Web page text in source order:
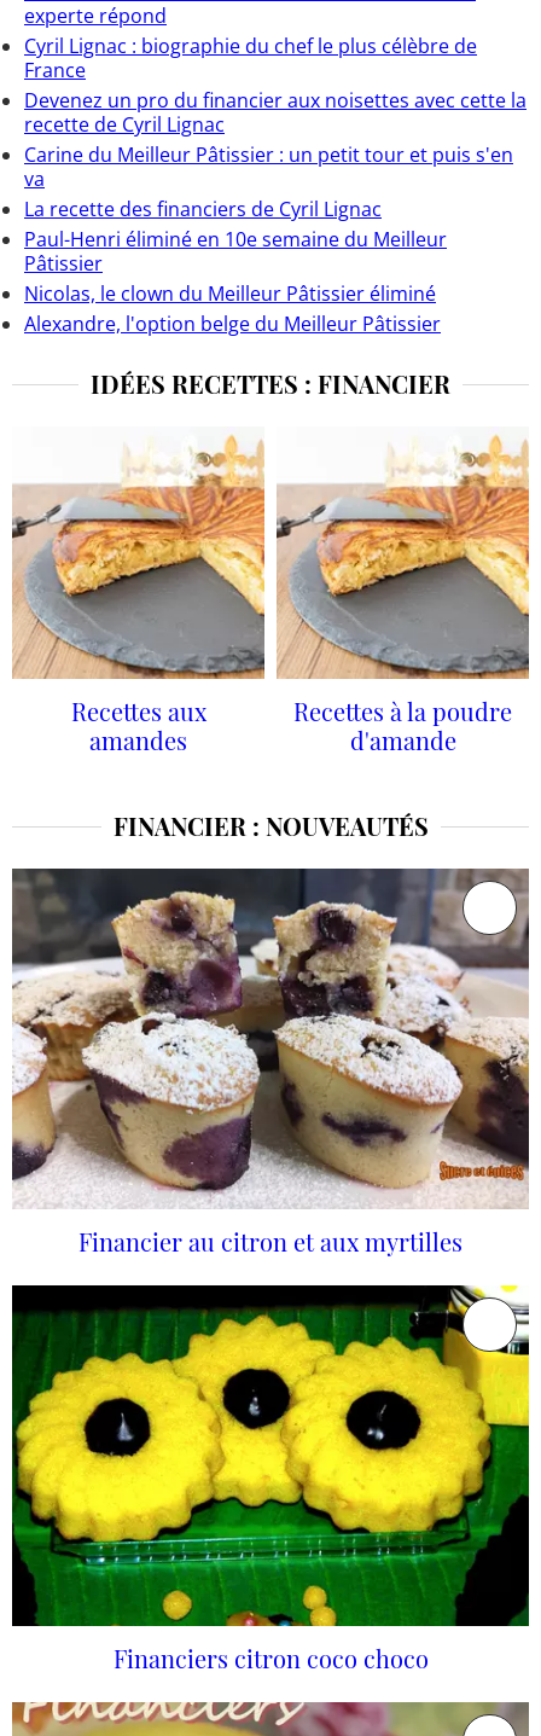
experte répond
Cyril Lignac : biographie du chef le plus célèbre de
France
Devenez un pro du financier aux noisettes avec cette la
recette de Cyril Lignac
Carine du Meilleur Pâtissier : un petit tour et puis s'en
va
La recette des financiers de Cyril Lignac
Paul-Henri éliminé en 10e semaine du Meilleur
Pâtissier
Nicolas, le clown du Meilleur Pâtissier éliminé
Alexandre, l'option belge du Meilleur Pâtissier
IDÉES RECETTES : FINANCIER
Recettes aux
amandes
Recettes à la poudre
d'amande
FINANCIER : NOUVEAUTÉS
Financier au citron et aux myrtilles
Financiers citron coco choco